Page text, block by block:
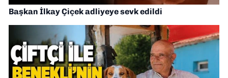
Başkan İlkay Çiçek adliyeye sevk edildi